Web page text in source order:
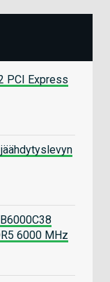
PCI Express
6000 MHz